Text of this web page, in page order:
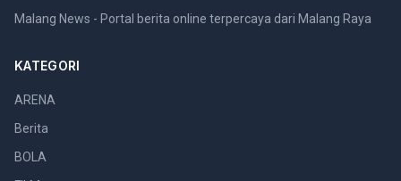
Malang News - Portal berita online terpercaya dari Malang Raya
KATEGORI
ARENA
Berita
BOLA